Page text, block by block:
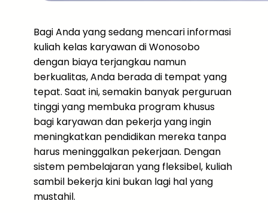
Bagi Anda yang sedang mencari informasi
kuliah kelas karyawan di Wonosobo
dengan biaya terjangkau namun
berkualitas, Anda berada di tempat yang
tepat. Saat ini, semakin banyak perguruan
tinggi yang membuka program khusus
bagi karyawan dan pekerja yang ingin
meningkatkan pendidikan mereka tanpa
harus meninggalkan pekerjaan. Dengan
sistem pembelajaran yang fleksibel, kuliah
sambil bekerja kini bukan lagi hal yang
mustahil.